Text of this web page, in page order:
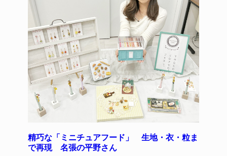
精巧な「ミニチュアフード」 生地・衣・粒ま
で再現 名張の平野さん